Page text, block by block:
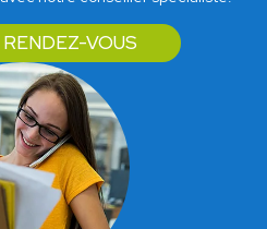
VOUS